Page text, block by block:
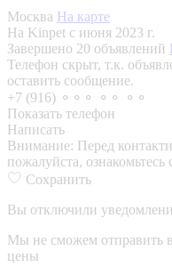
Москва На карте
На Kinpet c июня 2023 г.
Завершено 20 объявлений
Телефон скрыт, т.к.
оставить сообщение.
+7 (916) ⚬⚬⚬ ⚬⚬ ⚬⚬
Показать телефон
Написать
Внимание: Перед
пожалуйста, ознакомьтесь
Сохранить
Вы отключили
Мы не сможем отправить
цены